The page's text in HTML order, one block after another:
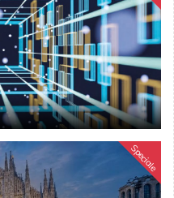
Speciale